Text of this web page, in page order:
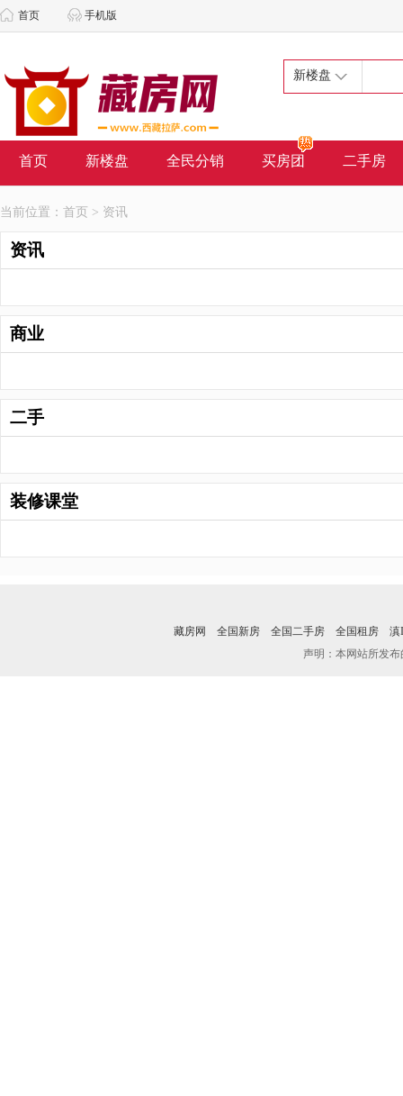
首页 手机版
新楼盘
首页 新楼盘 全民分销 买房团 二手房
当前位置： 首页 > 资讯
资讯
商业
二手
装修课堂
藏房网 全国新房 全国二手房 全国租房
滇
声明：本网站所发